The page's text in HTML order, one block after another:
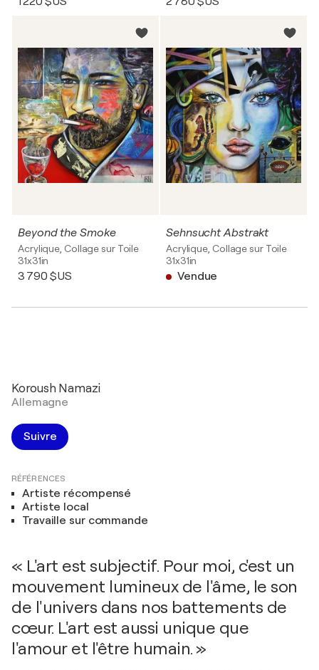
Beyond the Smoke
Acrylique, Collage sur Toile
31x31in
3 790 $US
Sehnsucht Abstrakt
Acrylique, Collage sur Toile
31x31in
Vendue
Koroush Namazi
Allemagne
Suivre
RÉFÉRENCES
Artiste récompensé
Artiste local
Travaille sur commande
« L'art est subjectif. Pour moi, c'est un
mouvement lumineux de l'âme, le son
de l'univers dans nos battements de
cœur. L'art est aussi unique que
l'amour et l'être humain. »